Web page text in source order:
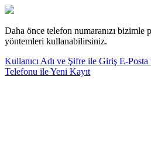
Daha önce telefon numaranızı bizimle
yöntemleri kullanabilirsiniz.
Kullanıcı Adı ve Şifre ile Giriş E-
Telefonu ile Yeni Kayıt